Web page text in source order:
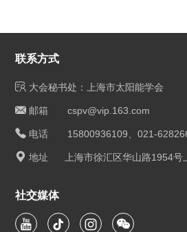
联系方式
大会秘书处：上海市太阳能学会
邮箱 cspv@vip.163.com
电话 15800936109、021-
地址 上海市徐汇区华山路1954号
社交媒体